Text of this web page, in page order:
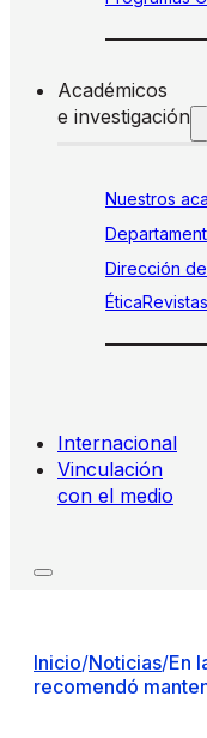
Académicos
e investigación
Nuestros
Dirección
ÉticaRevistas
Internacional
Vinculación
con el medio
Inicio/Noticias/En
recomendó